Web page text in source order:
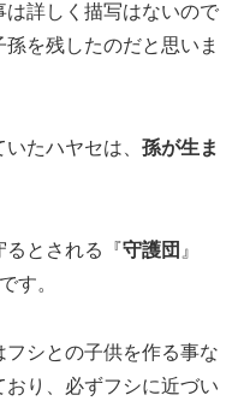
詳しく描写はないので
を残したのだと思いま
たハヤセは、 孫が生ま
るとされる『守護団 』
す。
シとの子供を作る事な
り、必ずフシに近づい